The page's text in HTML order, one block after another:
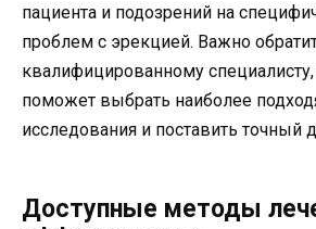
пациента и подозрений на
проблем с эрекцией. Важно
квалифицированному
поможет выбрать наиболее
исследования и поставить точный
Доступные методы